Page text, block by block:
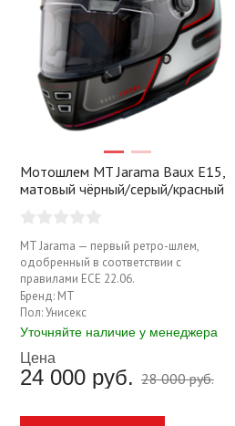
Мотоботы туринг Sweep GT Touring
Цена: 10 500 руб.
КУПИТЬ
Мотошлем MT Jarama Baux E15,
матовый чёрный/серый/красный
MT Jarama — первый ретро-шлем,
одобренный в соответствии с
правилами ECE 22.06.
Бренд: MT
Пол:Унисекс
Уточняйте наличие у менеджера
Цена
24 000 руб. 28 000 руб.